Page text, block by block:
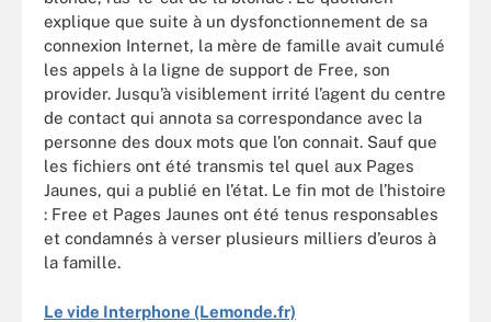
explique que suite à un dysfonctionnement de sa
connexion Internet, la mère de famille avait cumulé
les appels à la ligne de support de Free, son
provider. Jusqu’à visiblement irrité l’agent du centre
de contact qui annota sa correspondance avec la
personne des doux mots que l’on connait. Sauf que
les fichiers ont été transmis tel quel aux Pages
Jaunes, qui a publié en l’état. Le fin mot de l’histoire
: Free et Pages Jaunes ont été tenus responsables
et condamnés à verser plusieurs milliers d’euros à
la famille.
Le vide Interphone (Lemonde.fr)